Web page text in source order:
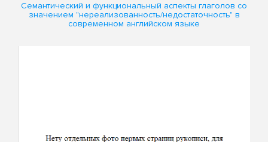
Семантический и функциональный аспекты глаголов со
значением "нереализованность/недостаточность" в
современном английском языке